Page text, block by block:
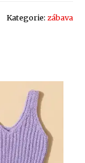
Kategorie: zábava